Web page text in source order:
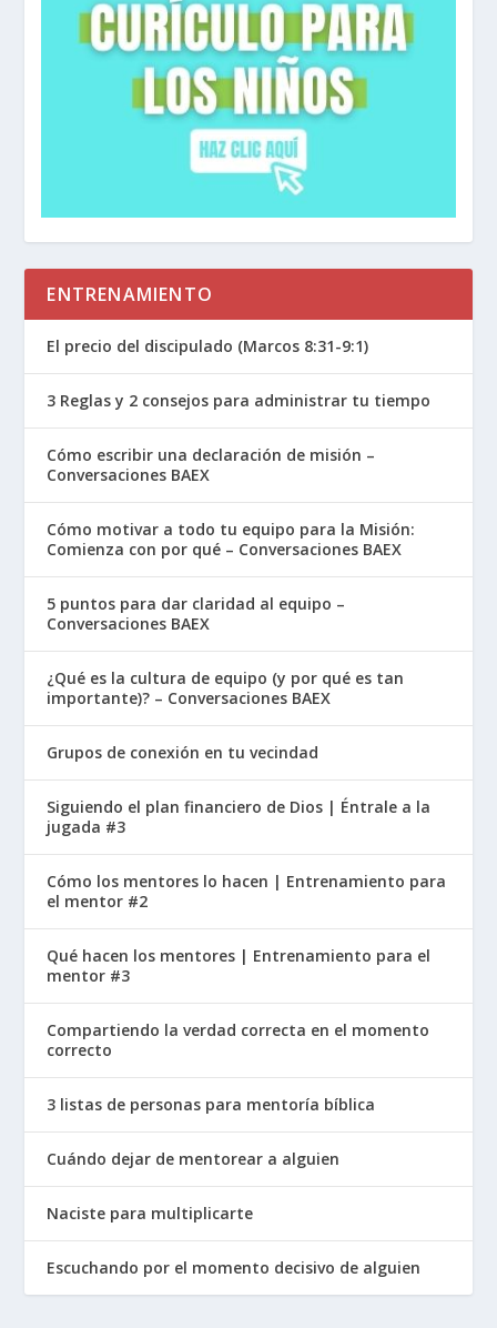
ENTRENAMIENTO
El precio del discipulado (Marcos 8:31-9:1)
3 Reglas y 2 consejos para administrar tu tiempo
Cómo escribir una declaración de misión –
Conversaciones BAEX
Cómo motivar a todo tu equipo para la Misión:
Comienza con por qué – Conversaciones BAEX
5 puntos para dar claridad al equipo –
Conversaciones BAEX
¿Qué es la cultura de equipo (y por qué es tan
importante)? – Conversaciones BAEX
Grupos de conexión en tu vecindad
Siguiendo el plan financiero de Dios | Éntrale a la
jugada #3
Cómo los mentores lo hacen | Entrenamiento para
el mentor #2
Qué hacen los mentores | Entrenamiento para el
mentor #3
Compartiendo la verdad correcta en el momento
correcto
3 listas de personas para mentoría bíblica
Cuándo dejar de mentorear a alguien
Naciste para multiplicarte
Escuchando por el momento decisivo de alguien